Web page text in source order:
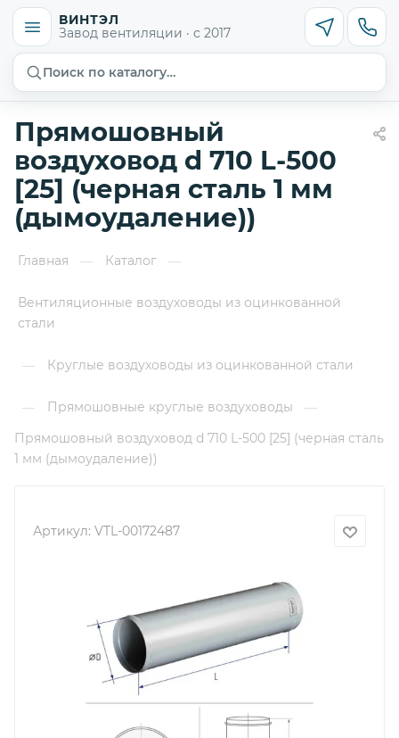
ВИНТЭЛ
Завод вентиляции · с 2017
Поиск по каталогу…
Прямошовный
воздуховод d 710 L-500
[25] (черная сталь 1 мм
(дымоудаление))
Главная — Каталог —
Вентиляционные воздуховоды из оцинкованной
стали
— Круглые воздуховоды из оцинкованной стали
— Прямошовные круглые воздуховоды
—
Прямошовный воздуховод d 710 L-500 [25] (черная сталь
1 мм (дымоудаление))
Артикул: VTL-00172487